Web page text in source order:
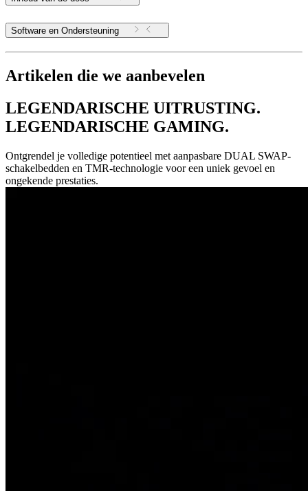
Software en Ondersteuning
Artikelen die we aanbevelen
LEGENDARISCHE UITRUSTING.
LEGENDARISCHE GAMING.
Ontgrendel je volledige potentieel met aanpasbare DUAL SWAP-
schakelbedden en TMR-technologie voor een uniek gevoel en
ongekende prestaties.